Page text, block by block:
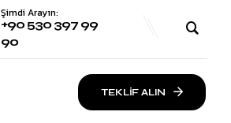
Şimdi Arayın:
+90 530 397 99
90
TEKLİF ALIN